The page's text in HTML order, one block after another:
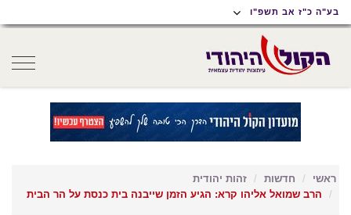
תפריט
נגישות
תפריט
ראשי
תוכן
ראשי
בע"ה כ"ז אב תשפ"ו
ראשי חדשות
זהות יהודית
הרב שמואל אליהו קרא: הגיע הזמן שייבנה בית כנסת על הר הבית